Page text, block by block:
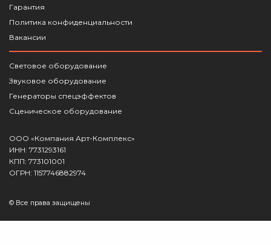
Гарантия
Политика конфиденциальности
Вакансии
Световое оборудование
Звуковое оборудование
Генераторы спецэффектов
Сценическое оборудование
ООО «Компания Арт-Комплекс»
ИНН: 7731293161
КПП: 773101001
ОГРН: 1157746882974
© Все права защищены